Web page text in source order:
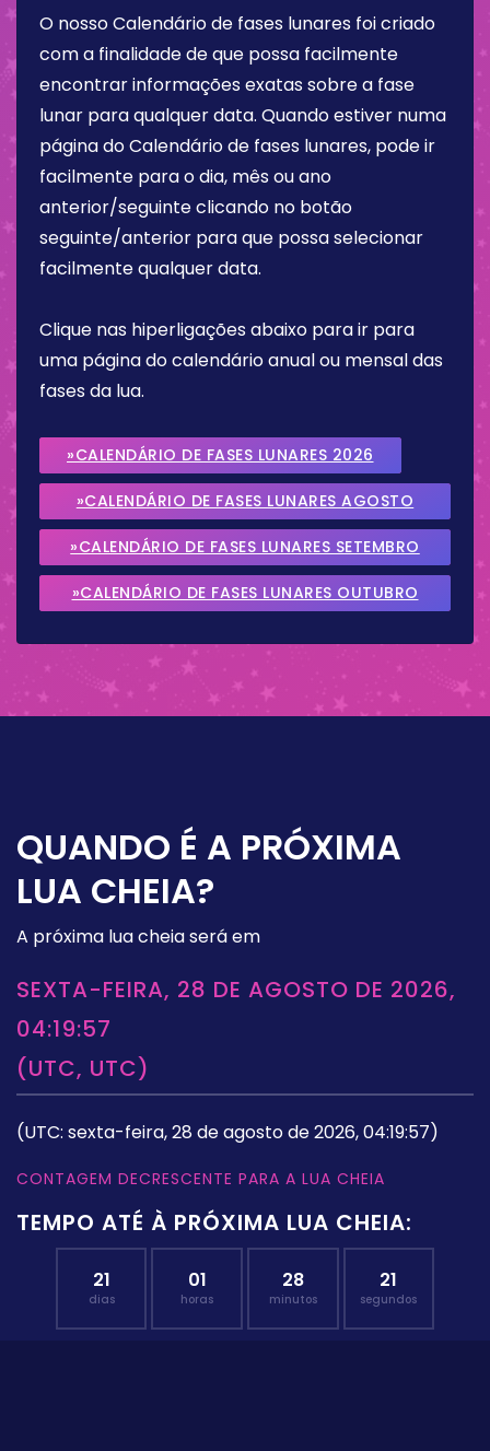
O nosso Calendário de fases lunares foi criado
com a finalidade de que possa facilmente
encontrar informações exatas sobre a fase
lunar para qualquer data. Quando estiver numa
página do Calendário de fases lunares, pode ir
facilmente para o dia, mês ou ano
anterior/seguinte clicando no botão
seguinte/anterior para que possa selecionar
facilmente qualquer data.
Clique nas hiperligações abaixo para ir para
uma página do calendário anual ou mensal das
fases da lua.
»CALENDÁRIO DE FASES LUNARES 2026
»CALENDÁRIO DE FASES LUNARES AGOSTO
2026
»CALENDÁRIO DE FASES LUNARES SETEMBRO
2026
»CALENDÁRIO DE FASES LUNARES OUTUBRO
QUANDO É A PRÓXIMA
LUA CHEIA?
A próxima lua cheia será em
SEXTA-FEIRA, 28 DE AGOSTO DE 2026,
04:19:57
(UTC, UTC)
(UTC: sexta-feira, 28 de agosto de 2026, 04:19:57)
CONTAGEM DECRESCENTE PARA A LUA CHEIA
TEMPO ATÉ À PRÓXIMA LUA CHEIA:
21
dias
01
horas
28
minutos
20
segundos